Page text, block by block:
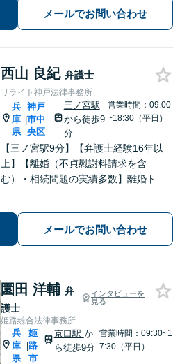
けでなく、依頼者が再び前を向けるよ
うな支援を心がけています。【三ノ宮
メールでお問い合わせ
西山 良紀 弁護士
リライト神戸法律事務所
兵
庫
県
|
神戸
市中
央区
三ノ宮駅
から徒歩9
分
営業時間：09:00
~18:30（平日）
【三ノ宮駅9分】【弁護士経験16年以
上】【離婚（不貞慰謝料請求を含
む）・相続問題の実績多数】離婚トラ
く、依頼者が有利な条件で解決できる
対処法をご提案します。【初回相談無
メールでお問い合わせ
園田 洋輔 弁
護士
インタビューを
見る
姫路総合法律事務所
兵
庫
県
|
姫
路
市
京口駅 か
ら徒歩9分
営業時間：09:30~1
7:30（平日）